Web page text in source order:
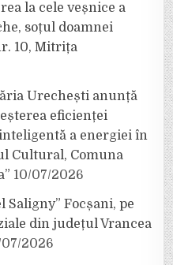
la cele veșnice a
soțul doamnei
10, Mitrița
Urechești anunță
eficienței
a energiei în
Cultural, Comuna
10/07/2026
Saligny” Focșani, pe
din județul Vrancea
2026